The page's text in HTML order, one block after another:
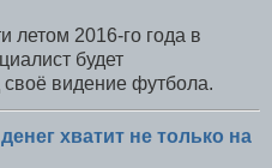
летом 2016-го года в
будет
своё видение футбола.
хватит не только на